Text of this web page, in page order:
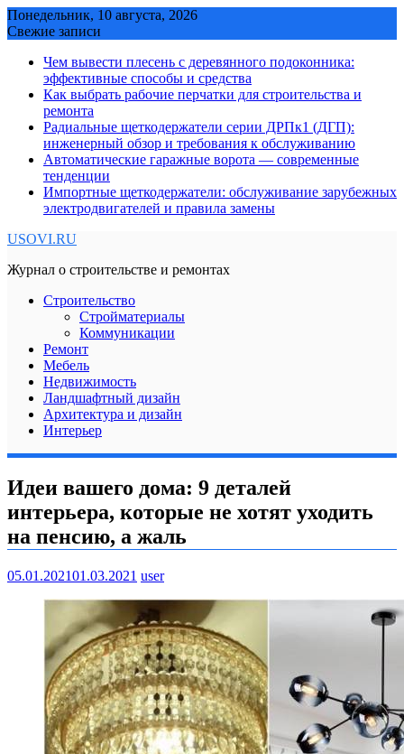
Skip
to
Понедельник, 10 августа, 2026
Свежие записи
Чем вывести плесень с деревянного подоконника:
эффективные способы и средства
Как выбрать рабочие перчатки для строительства и
ремонта
Радиальные щеткодержатели серии ДРПк1 (ДГП):
инженерный обзор и требования к обслуживанию
Автоматические гаражные ворота — современные
тенденции
Импортные щеткодержатели: обслуживание зарубежных
электродвигателей и правила замены
USOVI.RU
Журнал о строительстве и ремонтах
Строительство
Стройматериалы
Коммуникации
Ремонт
Мебель
Недвижимость
Ландшафтный дизайн
Архитектура и дизайн
Интерьер
Идеи вашего дома: 9 деталей
интерьера, которые не хотят уходить
на пенсию, а жаль
05.01.202101.03.2021 user